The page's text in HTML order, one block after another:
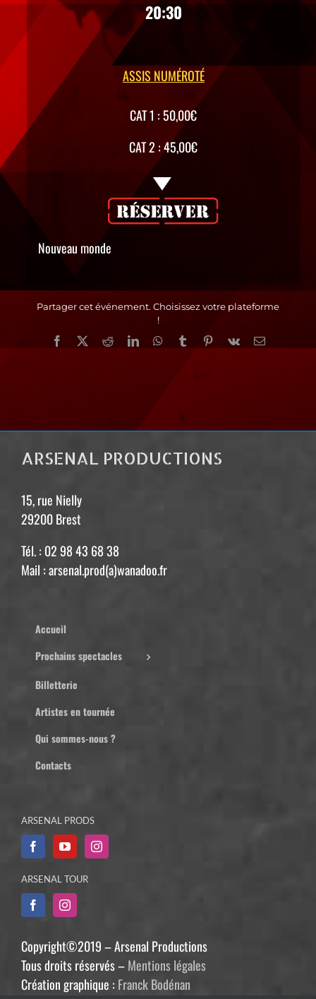
20:30
ASSIS NUMÉROTÉ
CAT 1 : 50,00€
CAT 2 : 45,00€
Nouveau monde
Partager cet événement. Choisissez votre plateforme
!
Facebook
X RedditLinkedInWhatsApp
TumblrPinterest
Vk Email
ARSENAL PRODUCTIONS
15, rue Nielly
29200 Brest
Tél. : 02 98 43 68 38
Mail : arsenal.prod(a)wanadoo.fr
Accueil
Prochains spectacles
Billetterie
Artistes en tournée
Qui sommes-nous ?
Contacts
ARSENAL PRODS
ARSENAL TOUR
Copyright©2019 – Arsenal Productions
Tous droits réservés –Mentions légales
Création graphique : Franck Bodénan